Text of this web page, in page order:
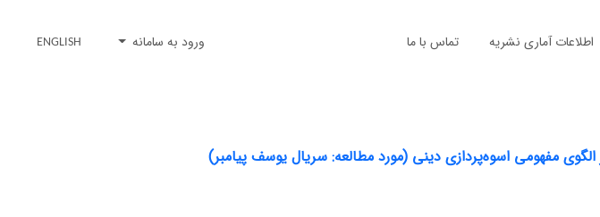
اطلاعات آماری نشریه تماس با ما ورود به سامانه ENGLISH
الگوی مفهومی اسوه‌پردازی دینی (مورد مطالعه: سریال یوسف پیامبر)